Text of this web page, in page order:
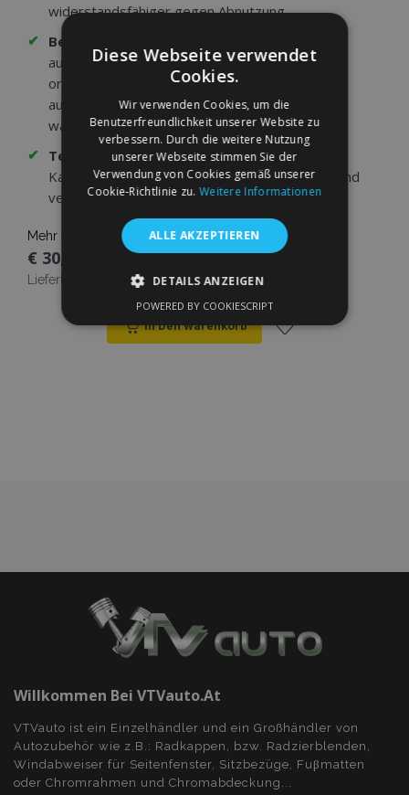
widerstandsfähiger gegen Abnutzung.
✔ Befestigung am Fahrzeugboden:
ausgewählten Modellen sind die Matten mit
originalgetreuen Befestigungselementen
ausgestattet — sie verhindern ein Verrutschen
während der Fahrt.
✔ Textile Einfassung:Die hochwertige
Kantenumrandung verhindert das Ausfransen und
verleiht den Matten eine Premium-Optik.
Mehr erfahren
€ 30,95
Lieferbarkeit: Auf Lager
In Den Warenkorb
Willkommen Bei VTVauto.at
VTVauto ist ein Einzelhändler und ein Großhändler von
Autozubehör wie z.B.: Radkappen, bzw. Radzierblenden,
Windabweiser für Seitenfenster, Sitzbezüge, Fuβmatten
oder Chromrahmen und Chromabdeckung...
Diese Webseite verwendet
Cookies.
Wir verwenden Cookies, um die
Benutzerfreundlichkeit unserer Website zu
verbessern. Durch die weitere Nutzung
unserer Webseite stimmen Sie der
Verwendung von Cookies gemäß unserer
Cookie-Richtlinie zu.Weitere Informationen
ALLE AKZEPTIEREN
DETAILS ANZEIGEN
Kontoverwaltung. Ohne die unbedingt
ordnungsgemäß verwendet werden.
Name
Anbieter /
Domäne
recently_viewed_product
POWERED BY COOKIESCRIPT